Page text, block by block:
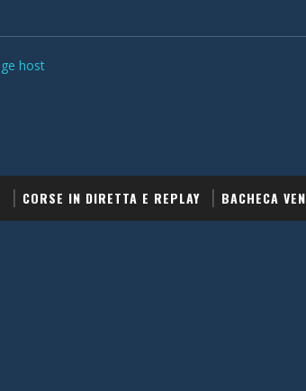
CORSE IN DIRETTA E REPLAY BACHECA